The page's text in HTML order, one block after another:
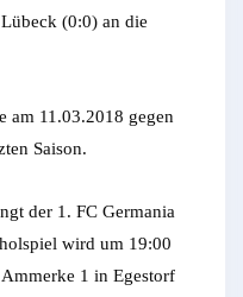
(0:0) an die
am 11.03.2018 gegen
Saison.
der 1. FC Germania
wird um 19:00
1 in Egestorf